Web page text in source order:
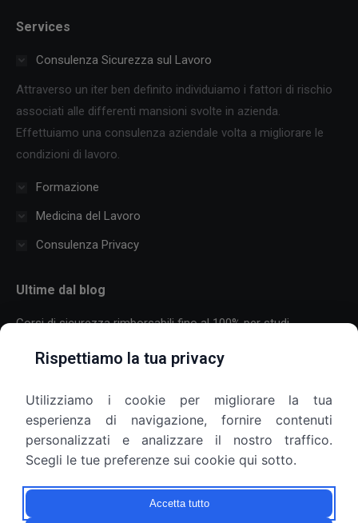
opens
window
opens
window
Services
Consulenza Sicurezza sul Lavoro
Attraverso un iter ben definito individuiamo i fattori di rischio
associati alle differenti mansioni svolte in azienda.
Effettuiamo una consulenza aziendale volta a migliorare le
condizioni di lavoro.
Formazione
Medicina del Lavoro
Consulenza Privacy
Ultime dal blog
Corsi di sicurezza rimborsabili fino al 100% per studi
30 Luglio 2026
Formazione sulla sicurezza per aziende con molti dipendenti:
come organizzare corsi, scadenze e più sedi
25 Luglio 2026
Armadietti aziendali e privacy: il datore di lavoro può aprirli?
9 Luglio 2026
Rispettiamo la tua privacy
Utilizziamo i cookie per migliorare la tua
esperienza di navigazione, fornire contenuti
personalizzati e analizzare il nostro traffico.
Scegli le tue preferenze sui cookie qui sotto.
Accetta tutto